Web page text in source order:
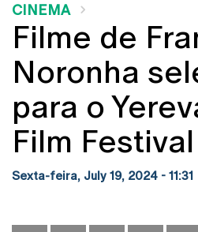
CINEMA
Filme de
Noronha
para o
Film Festival
Sexta-feira, July 19, 2024 - 11:31